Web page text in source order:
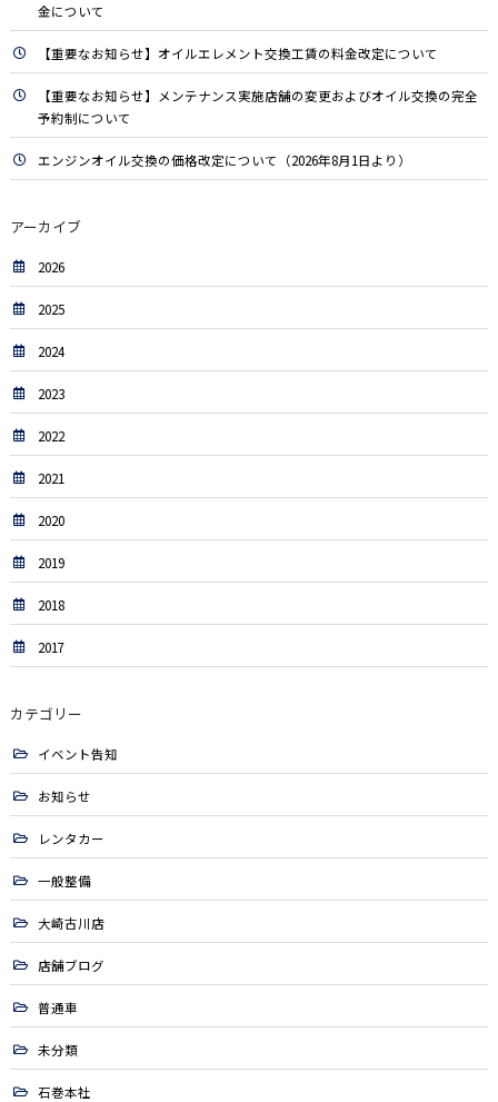
金について
【重要なお知らせ】オイルエレメント交換工賃の料金改定について
【重要なお知らせ】メンテナンス実施店舗の変更およびオイル交換の完全
予約制について
エンジンオイル交換の価格改定について（2026年8月1日より）
アーカイブ
2026
2025
2024
2023
2022
2021
2020
2019
2018
2017
カテゴリー
イベント告知
お知らせ
レンタカー
一般整備
大崎古川店
店舗ブログ
普通車
未分類
石巻本社